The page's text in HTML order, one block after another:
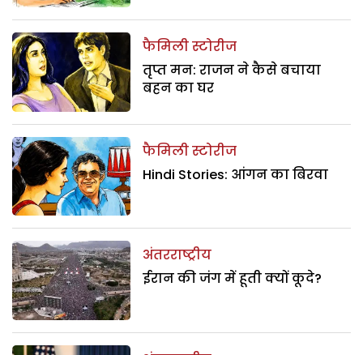
फैमिली स्टोरीज
तृप्त मन: राजन ने कैसे बचाया
बहन का घर
फैमिली स्टोरीज
Hindi Stories: आंगन का बिरवा
अंतरराष्ट्रीय
ईरान की जंग में हूती क्यों कूदे?